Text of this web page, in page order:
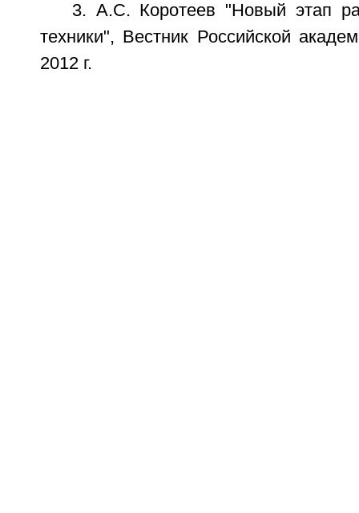
3. А.С. Коротеев "Новый этап
техники", Вестник Российской
2012 г.